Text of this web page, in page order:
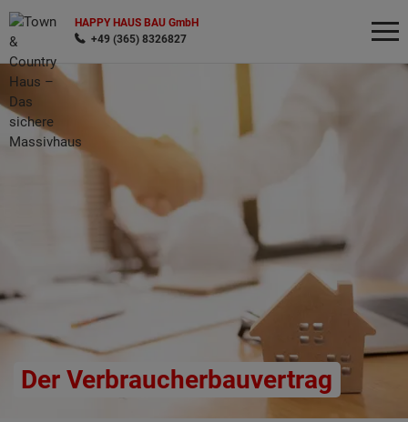
HAPPY HAUS BAU GmbH
+49 (365) 8326827
Der Verbraucherbauvertrag
Wonach möchten Sie suchen?